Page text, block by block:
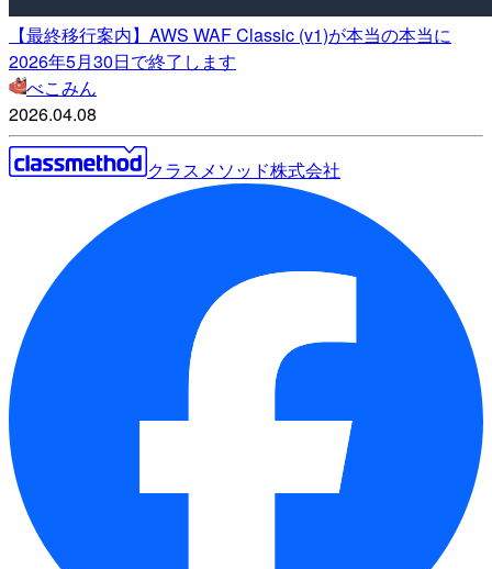
【最終移行案内】AWS WAF Classic (v1)が本当の本当に
2026年5月30日で終了します
べこみん
2026.04.08
クラスメソッド株式会社